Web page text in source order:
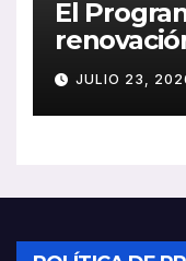
El
ayudas a
ligeros
JULIO 23,